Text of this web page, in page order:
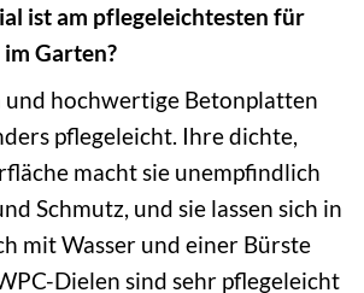
ist am pflegeleichtesten für
Garten?
hochwertige Betonplatten
pflegeleicht. Ihre dichte,
macht sie unempfindlich
Schmutz, und sie lassen sich in
mit Wasser und einer Bürste
Dielen sind sehr pflegeleicht